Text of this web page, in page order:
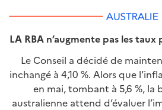
LA RBA n’augmente pas les
Le Conseil a décidé de
inchangé à 4,10 %. Alors que
en mai, tombant à 5,6 %, la
australienne attend d’évaluer